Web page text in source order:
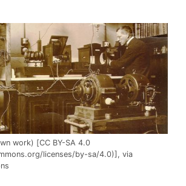
work) [CC BY-SA 4.0
licenses/by-sa/4.0)], via